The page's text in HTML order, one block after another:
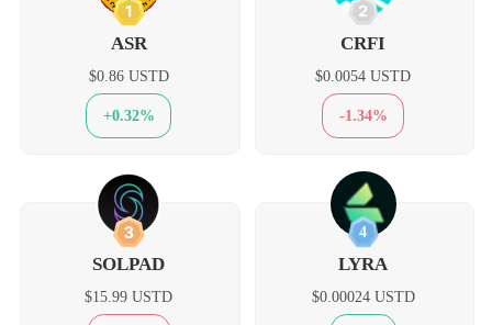
1
ASR
$0.86 USTD
+0.32%
2
CRFI
$0.0054 USTD
-1.34%
3
SOLPAD
$15.99 USTD
4
LYRA
$0.00024 USTD